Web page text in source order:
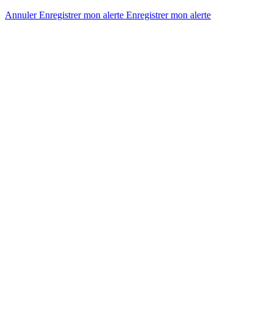
AnnulerEnregistrer mon alerte Enregistrermon alerte